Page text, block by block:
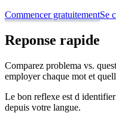
Commencer gratuitementSe
Reponse rapide
Comparez problema vs.
employer chaque mot et
Le bon reflexe est d
depuis votre langue.